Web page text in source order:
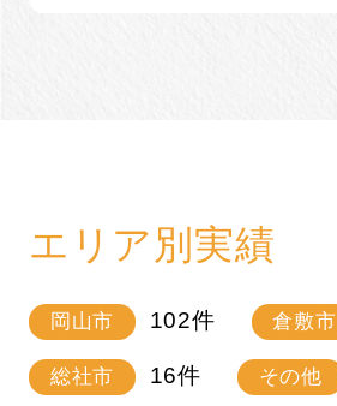
エリア別実績
岡山市 102件 倉敷市
総社市 16件 その他